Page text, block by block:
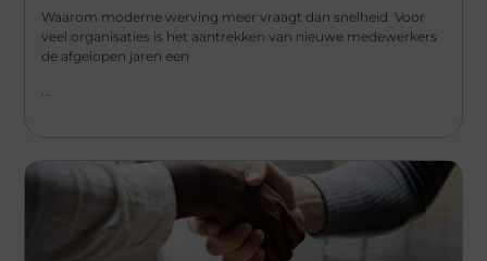
Waarom moderne werving meer vraagt dan snelheid Voor
veel organisaties is het aantrekken van nieuwe medewerkers
de afgelopen jaren een
...